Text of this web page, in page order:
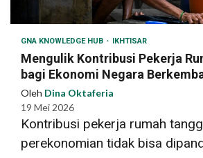
GNA KNOWLEDGE HUB IKHTISAR
Mengulik Kontribusi Pekerja
bagi Ekonomi Negara
Oleh Dina Oktaferia
19 Mei 2026
Kontribusi pekerja rumah
perekonomian tidak bisa